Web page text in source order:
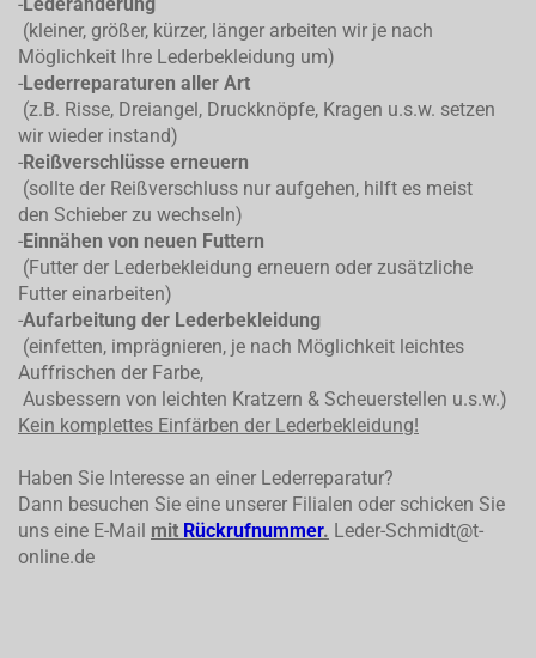
(kleiner, größer, kürzer, länger arbeiten wir je nach
Möglichkeit Ihre Lederbekleidung um)
-Lederreparaturen aller Art
(z.B. Risse, Dreiangel, Druckknöpfe, Kragen u.s.w. setzen
wir wieder instand)
-Reißverschlüsse erneuern
(sollte der Reißverschluss nur aufgehen, hilft es meist
den Schieber zu wechseln)
-Einnähen von neuen Futtern
(Futter der Lederbekleidung erneuern oder zusätzliche
Futter einarbeiten)
-Aufarbeitung der Lederbekleidung
(einfetten, imprägnieren, je nach Möglichkeit leichtes
Auffrischen der Farbe,
Ausbessern von leichten Kratzern & Scheuerstellen u.s.w.)
Kein komplettes Einfärben der Lederbekleidung!
Haben Sie Interesse an einer Lederreparatur?
Dann besuchen Sie eine unserer Filialen oder schicken Sie
uns eine E-Mail mit Rückrufnummer. Leder-Schmidt@t-
online.de